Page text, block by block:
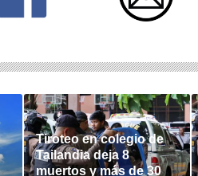
Tiroteo en colegio de
Tailandia deja 8
muertos y más de 30